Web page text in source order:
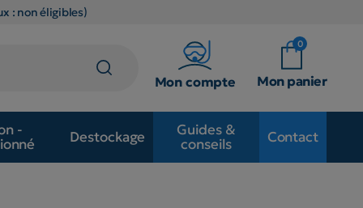
: non éligibles)
Mon compte
0
Mon panier
-
Destockage
Guides &
conseils
Contact